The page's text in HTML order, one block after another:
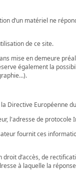
d’un matériel ne
de ce site.
mise en demeure
également la
Directive Européenne
l'adresse de protocole
fournit ces
d’accès, de
à laquelle la